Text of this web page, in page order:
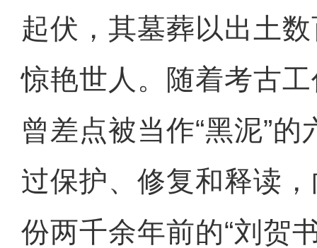
起伏，其墓葬以出土
惊艳世人。随着考古
曾差点被当作“黑泥”
过保护、修复和释读
份两千余年前的“刘贺